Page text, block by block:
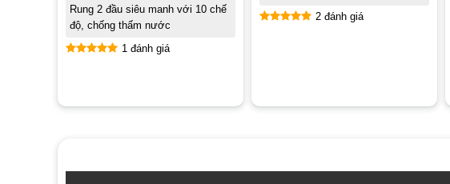
Rung 2 đầu siêu manh với 10 chế
độ, chống thấm nước
1 đánh giá
2 đánh giá